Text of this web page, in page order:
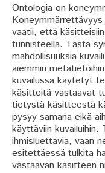
Ontologia on
vaatii, että
tunnisteella. Tästä
mahdollisuuksia
aiemmin
kuvailussa käytetyt
käsitteitä vastaavat
tietystä käsitteestä
pysyy samana eikä
käyttäviin
ihmisluettavia, vaan
esitettäessä tulkita
vastaavan käsitteen